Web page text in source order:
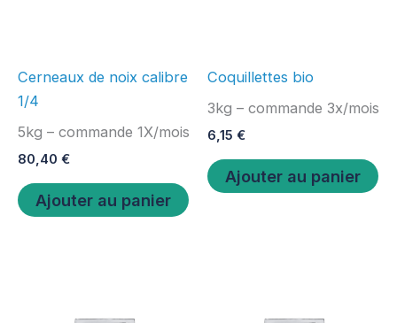
Cerneaux de noix calibre
1/4
5kg – commande 1X/mois
80,40 €
Ajouter au panier
Coquillettes bio
3kg – commande 3x/mois
6,15 €
Ajouter au panier